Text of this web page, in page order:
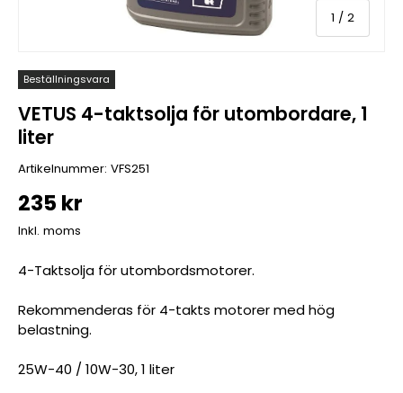
1 / av
2
Beställningsvara
VETUS 4-taktsolja för utombordare, 1
liter
Artikelnummer: VFS251
235 kr
Inkl. moms
4-Taktsolja för utombordsmotorer.
Rekommenderas för 4-takts motorer med hög
belastning.
25W-40 / 10W-30, 1 liter